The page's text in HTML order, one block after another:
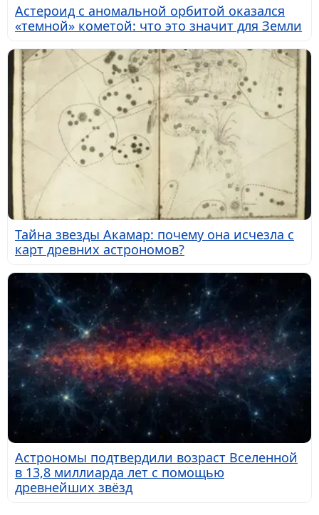
Астероид с аномальной орбитой оказался
«темной» кометой: что это значит для Земли
Тайна звезды Акамар: почему она исчезла с
карт древних астрономов?
Астрономы подтвердили возраст Вселенной
в 13,8 миллиарда лет с помощью
древнейших звёзд